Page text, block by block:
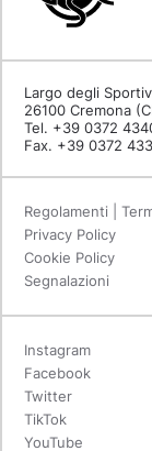
Largo degli
26100 Cremona
Tel. +39 0372
Fax. +39 0372
Regolamenti |
Privacy Policy
Cookie Policy
Segnalazioni
Instagram
Facebook
Twitter
TikTok
YouTube